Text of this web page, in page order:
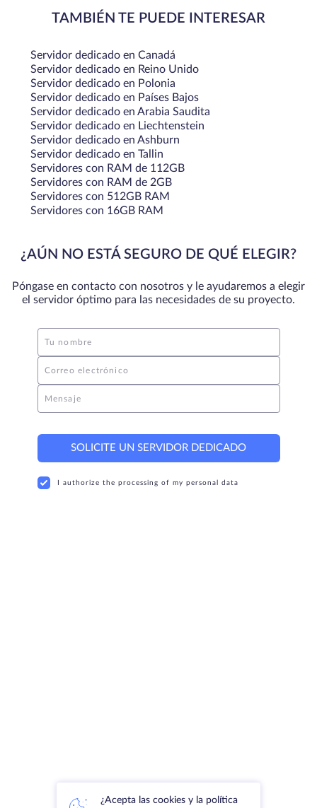
TAMBIÉN TE PUEDE INTERESAR
Servidor dedicado en Canadá
Servidor dedicado en Reino Unido
Servidor dedicado en Polonia
Servidor dedicado en Países Bajos
Servidor dedicado en Arabia Saudita
Servidor dedicado en Liechtenstein
Servidor dedicado en Ashburn
Servidor dedicado en Tallin
Servidores con RAM de 112GB
Servidores con RAM de 2GB
Servidores con 512GB RAM
Servidores con 16GB RAM
¿AÚN NO ESTÁ SEGURO DE QUÉ ELEGIR?
Póngase en contacto con nosotros y le ayudaremos a elegir
el servidor óptimo para las necesidades de su proyecto.
Tu nombre
Correo electrónico
Mensaje
SOLICITE UN SERVIDOR DEDICADO
I authorize the processing of my personal data
¿Acepta las cookies y la política